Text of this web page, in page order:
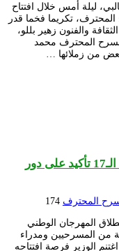
ليلة أمس خلال افتتاح
المحترف، تكريما فخما قدر
والفنون زهير بللو،
المحترف محمد
من زملائها …
وزير الثقافة يعطي إشارة انطلاق الدورة الـ17 تأكيد على دور
المحترف 174
المهرجان الوطني
الـ17، بحضور كوكبة من المسرحيين ومدراء
الوزير فرصة افتتاحه